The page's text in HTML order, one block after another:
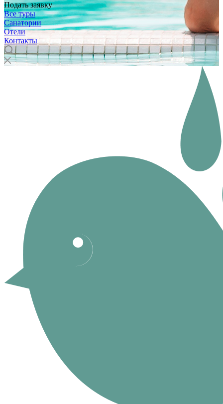
Подать заявку
Все туры
Санатории
Отели
Контакты